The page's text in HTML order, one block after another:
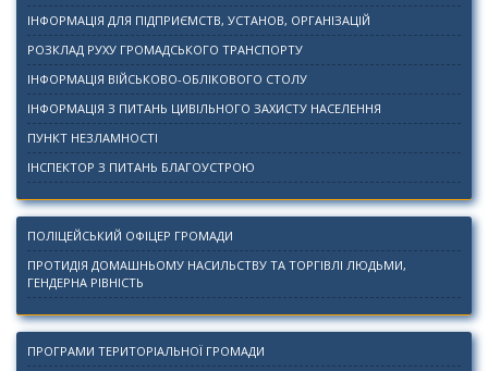
ІНФОРМАЦІЯ ДЛЯ ПІДПРИЄМСТВ, УСТАНОВ, ОРГАНІЗАЦІЙ
РОЗКЛАД РУХУ ГРОМАДСЬКОГО ТРАНСПОРТУ
ІНФОРМАЦІЯ ВІЙСЬКОВО-ОБЛІКОВОГО СТОЛУ
ІНФОРМАЦІЯ З ПИТАНЬ ЦИВІЛЬНОГО ЗАХИСТУ НАСЕЛЕННЯ
ПУНКТ НЕЗЛАМНОСТІ
ІНСПЕКТОР З ПИТАНЬ БЛАГОУСТРОЮ
ПОЛІЦЕЙСЬКИЙ ОФІЦЕР ГРОМАДИ
ПРОТИДІЯ ДОМАШНЬОМУ НАСИЛЬСТВУ ТА ТОРГІВЛІ ЛЮДЬМИ,
ГЕНДЕРНА РІВНІСТЬ
ПРОГРАМИ ТЕРИТОРІАЛЬНОЇ ГРОМАДИ